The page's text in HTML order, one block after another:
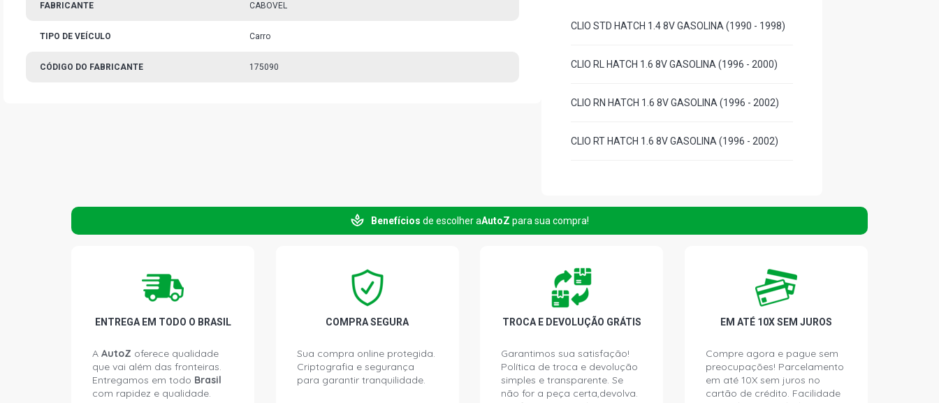
FABRICANTE CABOVEL
TIPO DE VEÍCULO Carro
CÓDIGO DO FABRICANTE 175090
CLIO STD HATCH 1.4 8V GASOLINA (1990 - 1998)
CLIO RL HATCH 1.6 8V GASOLINA (1996 - 2000)
CLIO RN HATCH 1.6 8V GASOLINA (1996 - 2002)
CLIO RT HATCH 1.6 8V GASOLINA (1996 - 2002)
Benefícios de escolher aAutoZ para sua compra!
ENTREGA EM TODO O BRASIL
A AutoZ oferece qualidade
que vai além das fronteiras.
Entregamos em todo Brasil
com rapidez e qualidade.
COMPRA SEGURA
Sua compra online protegida.
Criptografia e segurança
para garantir tranquilidade.
TROCA E DEVOLUÇÃO GRÁTIS
Garantimos sua satisfação!
Política de troca e devolução
simples e transparente. Se
não for a peça certa,devolva.
EM ATÉ 10X SEM JUROS
Compre agora e pague sem
preocupações! Parcelamento
em até 10X sem juros no
cartão de crédito. Facilidade